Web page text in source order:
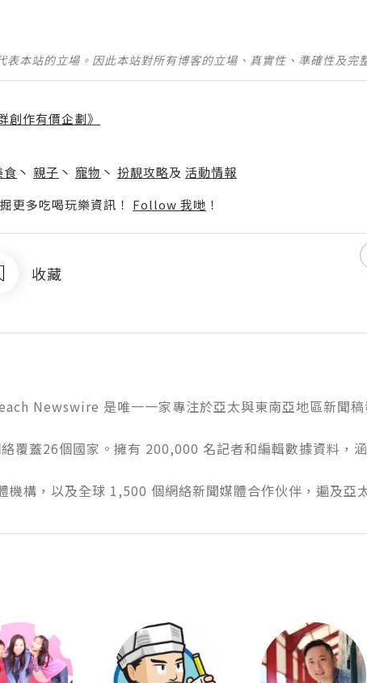
本站的立場。因此本站對所有博客的立場、真實性、準確性及完
創作有價企劃》
食 丶 親子 丶 寵物 丶 扮靚攻略及 活動情報
更多吃喝玩樂資訊！ Follow 我哋 ！
收藏
Newswire 是唯一一家專注於亞太與東南亞地區新聞
覆蓋26個國家。擁有 200,000 名記者和編輯數據資料，
機構，以及全球 1,500 個網絡新聞媒體合作伙伴，遍及亞